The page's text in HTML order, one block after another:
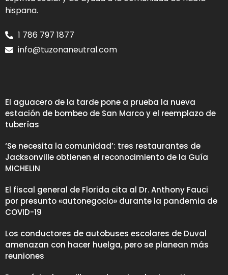
hispana.
1 786 797 1877
info@tuzonaneutral.com
El aguacero de la tarde pone a prueba la nueva
estación de bombeo de San Marco y el reemplazo de
tuberías
‘Se necesita la comunidad’: tres restaurantes de
Jacksonville obtienen el reconocimiento de la Guía
MICHELIN
El fiscal general de Florida cita al Dr. Anthony Fauci
por presunto «autonegocio» durante la pandemia de
COVID-19
Los conductores de autobuses escolares de Duval
amenazan con hacer huelga, pero se planean más
reuniones